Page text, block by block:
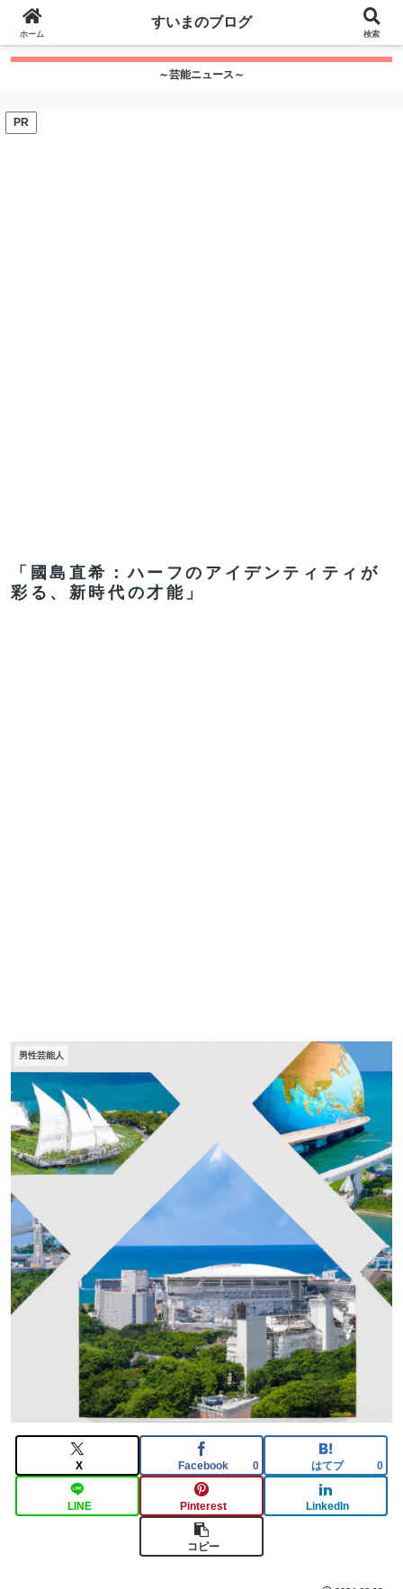
google.com, pub-7115624674097404, DIRECT,
f08c47fec0942fa0
～芸能ニュース～
PR
「國島直希：ハーフのアイデンティティが
彩る、新時代の才能」
男性芸能人
X Facebook 0 はてブ 0
LINE Pinterest LinkedIn
コピー
ホーム
すいまのブログ
検索